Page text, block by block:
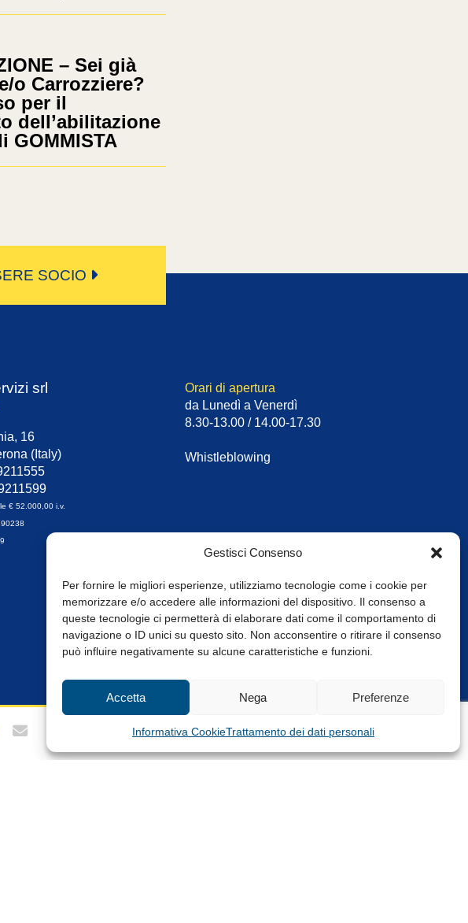
Gestisci Consenso
Per fornire le migliori esperienze, utilizziamo tecnologie come i cookie per
memorizzare e/o accedere alle informazioni del dispositivo. Il consenso a
queste tecnologie ci permetterà di elaborare dati come il comportamento di
navigazione o ID unici su questo sito. Non acconsentire o ritirare il consenso
può influire negativamente su alcune caratteristiche e funzioni.
Accetta Nega Preferenze
Informativa CookieTrattamento dei dati personali
– Sei già
o Carrozziere?
per il
dell’abilitazione
GOMMISTA
SOCIO
srl
16
(Italy)
€ 52.000,00 i.v.
Orari di apertura
da Lunedì a Venerdì
8.30-13.00 / 14.00-17.30
Whistleblowing